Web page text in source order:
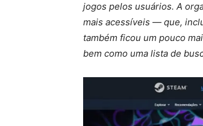
jogos pelos usuários. A
mais acessíveis — que,
também ficou um pouco
bem como uma lista de